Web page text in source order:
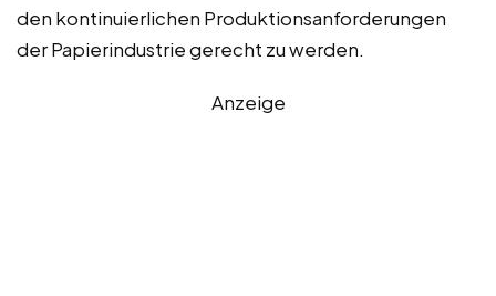
den kontinuierlichen Produktionsanforderungen
der Papierindustrie gerecht zu werden.
Anzeige